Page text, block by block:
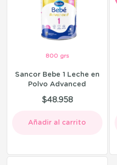
800 grs
Sancor Bebe 1 Leche en
Polvo Advanced
$48.958
Añadir al carrito